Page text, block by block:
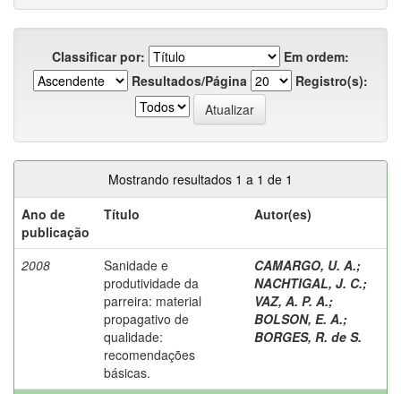
Classificar por:
Em ordem:
Resultados/Página
Registro(s):
Mostrando resultados 1 a 1 de 1
Ano de
publicação
Título Autor(es)
2008
Sanidade e
produtividade da
parreira: material
propagativo de
qualidade:
recomendações
básicas.
CAMARGO, U. A.;
NACHTIGAL, J. C.;
VAZ, A. P. A.;
BOLSON, E. A.;
BORGES, R. de S.